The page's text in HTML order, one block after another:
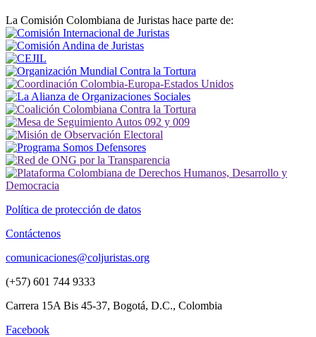
La Comisión Colombiana de Juristas hace parte de:
Política de protección de datos
Contáctenos
comunicaciones@coljuristas.org
(+57) 601 744 9333
Carrera 15A Bis 45-37, Bogotá, D.C., Colombia
Facebook